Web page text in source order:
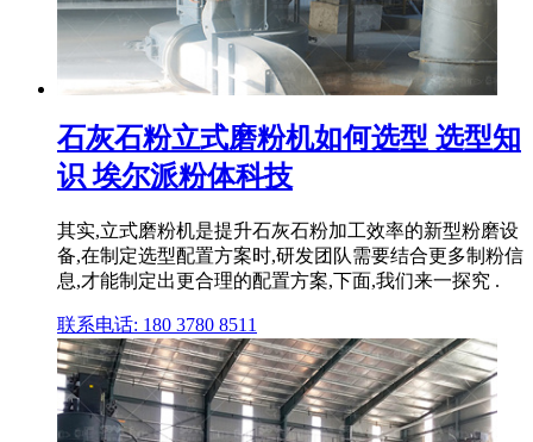
石灰石粉立式磨粉机如何选型 选型知
识 埃尔派粉体科技
其实,立式磨粉机是提升石灰石粉加工效率的新型粉磨设
备,在制定选型配置方案时,研发团队需要结合更多制粉信
息,才能制定出更合理的配置方案,下面,我们来一探究 .
联系电话: 180 3780 8511